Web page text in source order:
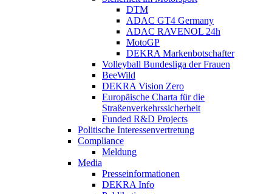
DTM
ADAC GT4 Germany
ADAC RAVENOL 24h
MotoGP
DEKRA Markenbotschafter
Volleyball Bundesliga der Frauen
BeeWild
DEKRA Vision Zero
Europäische Charta für die
Straßenverkehrssicherheit
Funded R&D Projects
Politische Interessenvertretung
Compliance
Meldung
Media
Presseinformationen
DEKRA Info